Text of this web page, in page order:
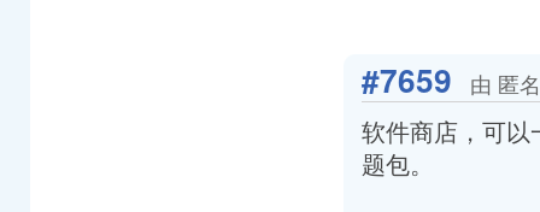
#7659 由 匿
软件商店，可以
题包。